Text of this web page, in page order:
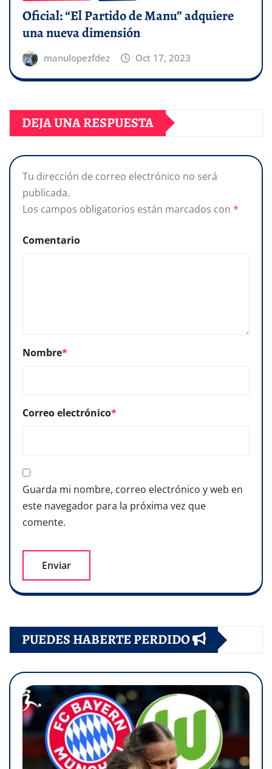
Oficial: “El Partido de Manu” adquiere
una nueva dimensión
manulopezfdez Oct 17, 2023
DEJA UNA RESPUESTA
Tu dirección de correo electrónico no será
publicada.
Los campos obligatorios están marcados con *
Comentario
Nombre*
Correo electrónico*
Guarda mi nombre, correo electrónico y web en
este navegador para la próxima vez que
comente.
PUEDES HABERTE PERDIDO